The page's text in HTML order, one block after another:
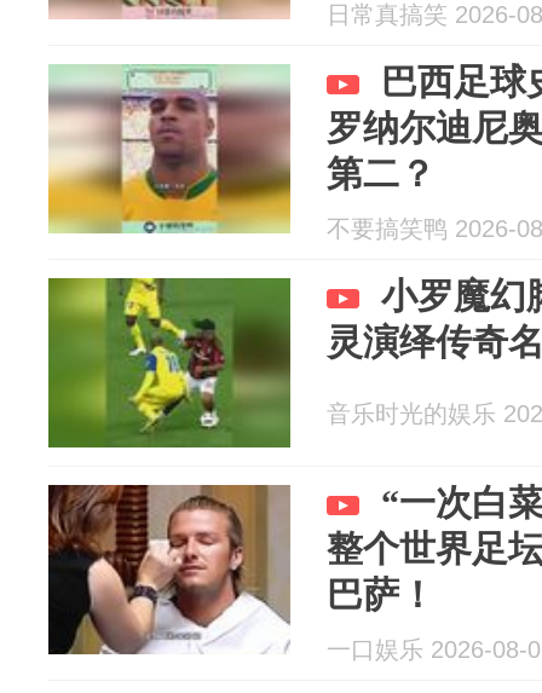
日常真搞笑 2026-
巴西足球
罗纳尔迪尼
第二？
不要搞笑鸭 2026-
小罗魔幻
灵演绎传奇
音乐时光的娱乐
“一次白
整个世界足
巴萨！
一口娱乐 2026-08-